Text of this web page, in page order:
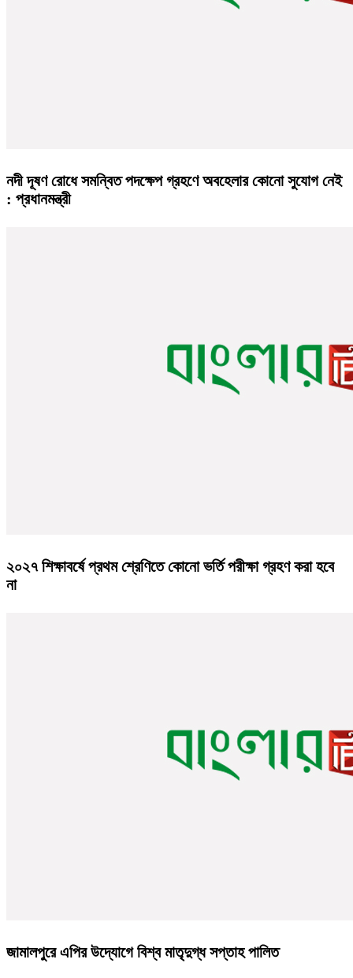
নদী দূষণ রোধে সমন্বিত পদক্ষেপ গ্রহণে অবহেলার কোনো সুযোগ নেই
: প্রধানমন্ত্রী
২০২৭ শিক্ষাবর্ষে প্রথম শ্রেণিতে কোনো ভর্তি পরীক্ষা গ্রহণ করা হবে
না
জামালপুরে এপির উদ্যোগে বিশ্ব মাতৃদুগ্ধ সপ্তাহ পালিত